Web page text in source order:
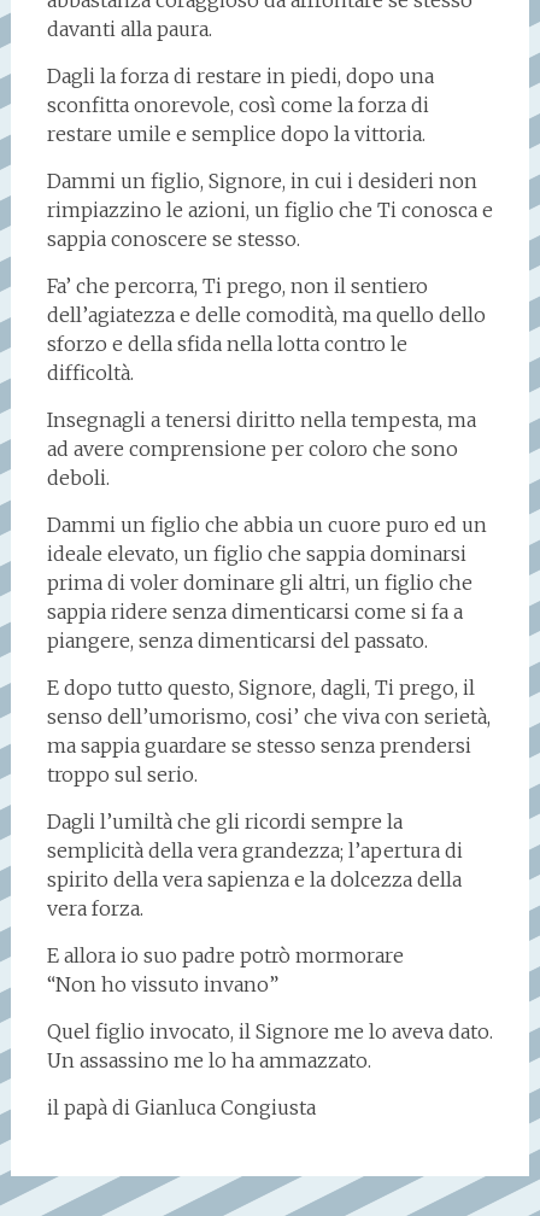
davanti alla paura.
Dagli la forza di restare in piedi, dopo una
sconfitta onorevole, così come la forza di
restare umile e semplice dopo la vittoria.
Dammi un figlio, Signore, in cui i desideri non
rimpiazzino le azioni, un figlio che Ti conosca e
sappia conoscere se stesso.
Fa’ che percorra, Ti prego, non il sentiero
dell’agiatezza e delle comodità, ma quello dello
sforzo e della sfida nella lotta contro le
difficoltà.
Insegnagli a tenersi diritto nella tempesta, ma
ad avere comprensione per coloro che sono
deboli.
Dammi un figlio che abbia un cuore puro ed un
ideale elevato, un figlio che sappia dominarsi
prima di voler dominare gli altri, un figlio che
sappia ridere senza dimenticarsi come si fa a
piangere, senza dimenticarsi del passato.
E dopo tutto questo, Signore, dagli, Ti prego, il
senso dell’umorismo, cosi’ che viva con serietà,
ma sappia guardare se stesso senza prendersi
troppo sul serio.
Dagli l’umiltà che gli ricordi sempre la
semplicità della vera grandezza; l’apertura di
spirito della vera sapienza e la dolcezza della
vera forza.
E allora io suo padre potrò mormorare
“Non ho vissuto invano”
Quel figlio invocato, il Signore me lo aveva dato.
Un assassino me lo ha ammazzato.
il papà di Gianluca Congiusta